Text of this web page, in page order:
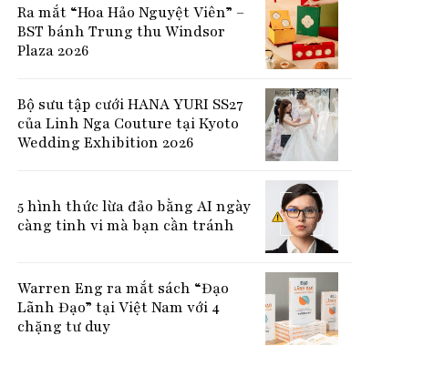
Ra mắt “Hoa Hảo Nguyệt Viên” –
BST bánh Trung thu Windsor
Plaza 2026
Bộ sưu tập cưới HANA YURI SS27
của Linh Nga Couture tại Kyoto
Wedding Exhibition 2026
5 hình thức lừa đảo bằng AI ngày
càng tinh vi mà bạn cần tránh
Warren Eng ra mắt sách “Đạo
Lãnh Đạo” tại Việt Nam với 4
chặng tư duy